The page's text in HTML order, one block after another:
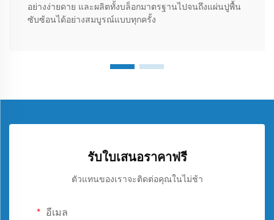
อย่างง่ายดาย และผลิตทั้งบล็อกมาตรฐานไปจนถึงแผ่นปูพื้น
ซับซ้อนได้อย่างสมบูรณ์แบบทุกครั้ง
รับใบเสนอราคาฟรี
ตัวแทนของเราจะติดต่อคุณในไม่ช้า
อีเมล